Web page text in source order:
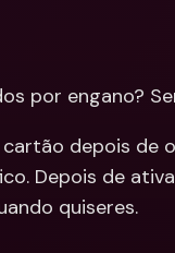
por engano?
depois de
Depois de
quiseres.